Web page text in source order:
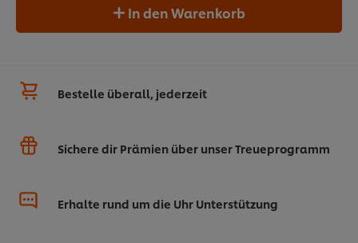
In den Warenkorb
Bestelle überall, jederzeit
Sichere dir Prämien über unser Treueprogramm
Erhalte rund um die Uhr Unterstützung